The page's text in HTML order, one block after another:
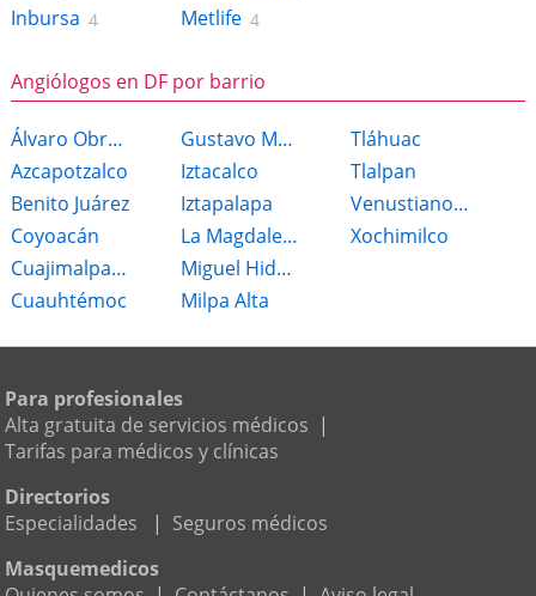
Inbursa 4 Metlife 4
Angiólogos en DF por barrio
Álvaro Obregón
Azcapotzalco
Benito Juárez
Coyoacán
Cuajimalpa de Morelos
Cuauhtémoc
Gustavo Madero
Iztacalco
Iztapalapa
La Magdalena Contreras
Miguel Hidalgo
Milpa Alta
Tláhuac
Tlalpan
Venustiano Carranza
Xochimilco
Para profesionales
Alta gratuita de servicios médicos |
Tarifas para médicos y clínicas
Directorios
Especialidades
| Seguros médicos
Masquemedicos